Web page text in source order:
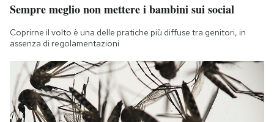
Sempre meglio non mettere i bambini sui social
Coprirne il volto è una delle pratiche più diffuse tra genitori, in
assenza di regolamentazioni